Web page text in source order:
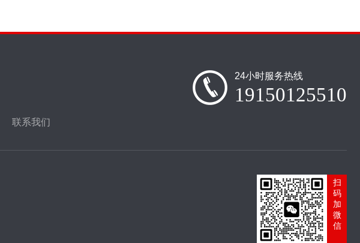
联系我们
24小时服务热线
19150125510
扫
码
加
微
信